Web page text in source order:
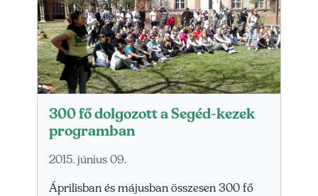
300 fő dolgozott a Segéd-kezek
programban
2015. június 09.
Áprilisban és májusban összesen 300 fő